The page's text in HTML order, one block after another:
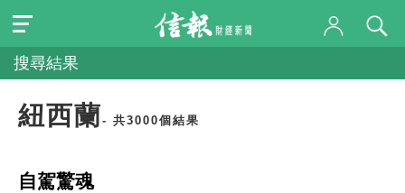
搜尋結果
紐西蘭- 共3000個結果
自駕驚魂